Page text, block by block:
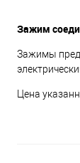
Зажим
Зажимы
Цена